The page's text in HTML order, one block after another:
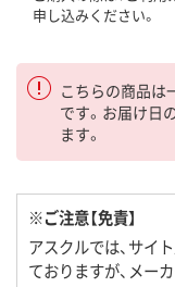
申し込みください。
こちらの商品は
です。お届け日
ます。
※ご注意【免責】
アスクルでは、サイ
ておりますが、メー